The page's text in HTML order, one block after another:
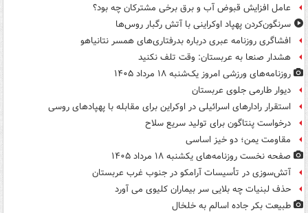
عامل افزایش قبوض آب و برق برخی مشترکان چه بود؟
سرنگون‌کردن پهپاد اوکراینی با آتش رگبار روس‌ها
افشاگری روزنامه عبری درباره بدرفتاری‌های همسر نتانیاهو
هشدار صنعا به عربستان: وقت تلف نکنید
روزنامه‌های ورزشی امروز یک‌شنبه ۱۸ مرداد ۱۴۰۵
دیوار طارمی جلوی عربستان
استقرار رادارهای اسرائیلی در اوکراین برای مقابله با پهپادهای روسی
درخواست پنتاگون برای تولید سریع سلاح
مقاومت یمن؛ دو خیز اساسی
صفحه نخست روزنامه‌های یکشنبه ۱۸ مرداد ۱۴۰۵
آتش‌سوزی در تأسیسات آرامکو در جنوب غرب عربستان
حذف لبنیات چه بلایی سر بیماران کلیوی می آورد
طبیعت بکر جاده اسالم به خلخال